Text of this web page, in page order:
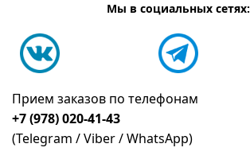
Мы в социальных сетях:
Прием заказов по телефонам
+7 (978) 020-41-43
(Telegram / Viber / WhatsApp)